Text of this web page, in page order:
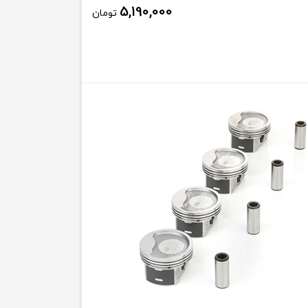
5,190,000 تومان